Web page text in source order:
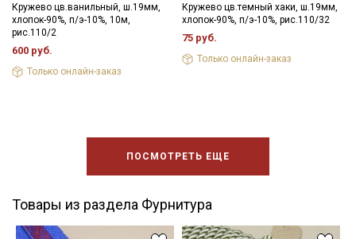
Кружево цв.ванильный, ш.19мм,
хлопок-90%, п/э-10%, 10м,
рис.110/2
600 руб.
Только онлайн-заказ
Кружево цв.темный хаки, ш.19мм,
хлопок-90%, п/э-10%, рис.110/32
75 руб.
Только онлайн-заказ
ПОСМОТРЕТЬ ЕЩЕ
Товары из раздела Фурнитура